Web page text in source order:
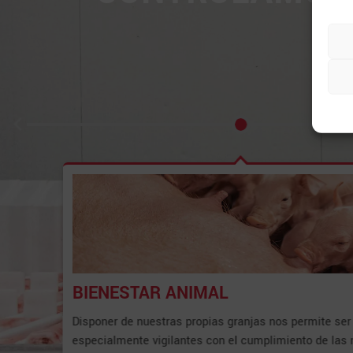
BIENESTAR ANIMAL
Disponer de nuestras propias granjas nos permite ser
especialmente vigilantes con el cumplimiento de las